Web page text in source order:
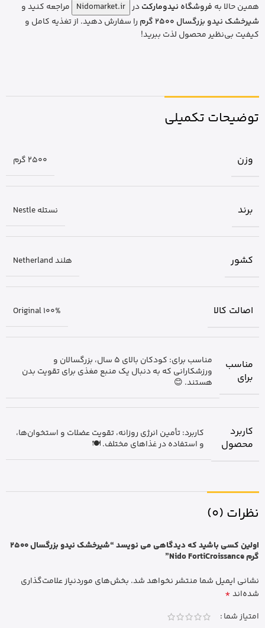
همین حالا به فروشگاه نیدومارکتدر Nidomarket.ir مراجعه کنید و
شیرخشک نیدو بزرگسال 2500 گرم
را سفارش دهید. از تغذیه کامل و
کیفیت بی‌نظیر محصول لذت ببرید!
توضیحات تکمیلی
وزن 2500 گرم
برند نستله Nestle
کشور هلند Netherland
اصالت کالا Original 100%
مناسب
برای
مناسب برای: کودکان بالای 5 سال، بزرگسالان و
ورزشکارانی که به دنبال یک منبع مغذی برای تقویت بدن
هستند. 😊
کاربرد
محصول
کاربرد: تأمین انرژی روزانه، تقویت عضلات و استخوان‌ها،
و استفاده در غذاهای مختلف. 🍽️
نظرات (0)
اولین کسی باشید که دیدگاهی می نویسد “شیرخشک نیدو بزرگسال 2500
گرم Nido FortiCroissance”
نشانی ایمیل شما منتشر نخواهد شد. بخش‌های موردنیاز علامت‌گذاری
شده‌اند*
امتیاز شما